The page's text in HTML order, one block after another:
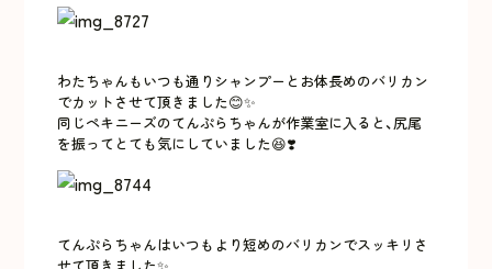
わたちゃんもいつも通りシャンプーとお体長めのバリカン
でカットさせて頂きました😊✨
同じペキニーズのてんぷらちゃんが作業室に入ると、尻尾
を振ってとても気にしていました😆❣️
てんぷらちゃんはいつもより短めのバリカンでスッキリさ